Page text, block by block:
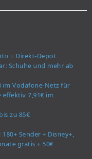
+ Direkt-Depot
Schuhe und mehr ab
im Vodafone-Netz für
effektiv 7,91€ im
zu 85€
Sender + Disney+,
gratis + 50€